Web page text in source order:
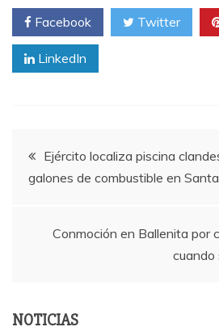
Facebook Twitter
LinkedIn
Navegación
de
entradas
Ejército localiza piscina
galones de combustible en
Conmoción en Ballenita por
cuando
NOTICIAS